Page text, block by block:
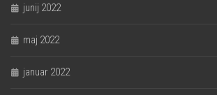
junij 2022
maj 2022
januar 2022